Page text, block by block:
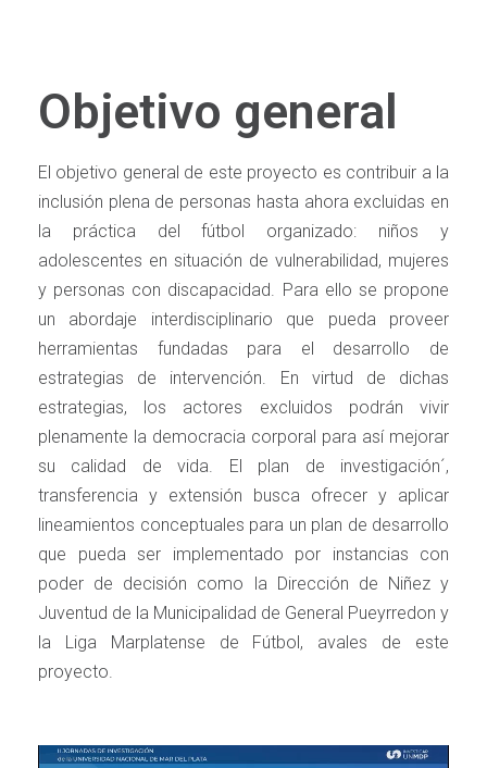
Objetivo general
El objetivo general de este proyecto es contribuir a la
inclusión plena de personas hasta ahora excluidas en
la práctica del fútbol organizado: niños y
adolescentes en situación de vulnerabilidad, mujeres
y personas con discapacidad. Para ello se propone
un abordaje interdisciplinario que pueda proveer
herramientas fundadas para el desarrollo de
estrategias de intervención. En virtud de dichas
estrategias, los actores excluidos podrán vivir
plenamente la democracia corporal para así mejorar
su calidad de vida. El plan de investigación´,
transferencia y extensión busca ofrecer y aplicar
lineamientos conceptuales para un plan de desarrollo
que pueda ser implementado por instancias con
poder de decisión como la Dirección de Niñez y
Juventud de la Municipalidad de General Pueyrredon y
la Liga Marplatense de Fútbol, avales de este
proyecto.